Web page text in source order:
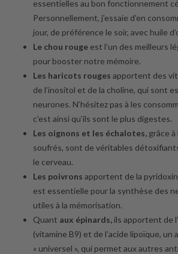
essentielles au bon fonctionnement
Personnellement, j’essaie d’en
jour, de préférence le soir, avec huile
Le chou rouge est l’un des meilleurs
pour booster notre mémoire.
Les haricots rouges apportent des
de l’inositol et de la choline, qui sont
neurones. N’hésitez pas à les
c’est ainsi qu’ils sont le plus digestes.
Les oignons et les échalotes, grâce
soufrés, sont de véritables
le cerveau.
Les poivrons apportent de la
est essentielle pour la synthèse des
utiles à la mémorisation.
Quant aux épinards, ils apportent de
(vitamine B9) et de l’acide lipoïque,
« universel », qui permet aux autres